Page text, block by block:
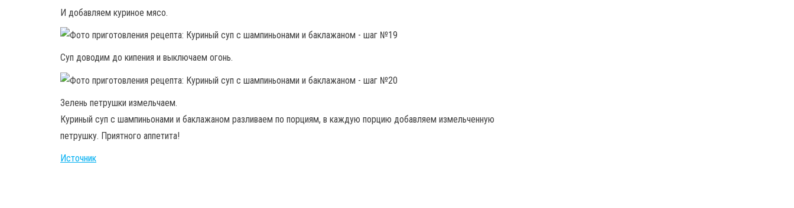
И добавляем куриное мясо.
Суп доводим до кипения и выключаем огонь.
Зелень петрушки измельчаем.
Куриный суп с шампиньонами и баклажаном разливаем по порциям, в каждую порцию добавляем измельченную
петрушку. Приятного аппетита!
Источник